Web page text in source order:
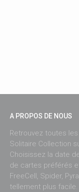
A PROPOS DE NOUS
Retrouvez toutes
Solitaire Collection
Choisissez la date
de cartes préférés
FreeCell, Spider,
tellement plus facile.